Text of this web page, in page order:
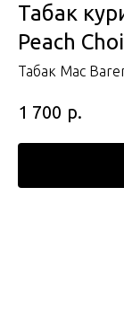
Табак
Peach
Табак Mac
1 700 р.